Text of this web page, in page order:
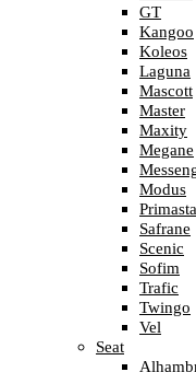
GT
Kangoo
Koleos
Laguna
Mascott
Master
Maxity
Megane
Modus
Safrane
Scenic
Sofim
Trafic
Twingo
Vel
Seat